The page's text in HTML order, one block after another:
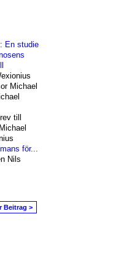
En studie
Michael
till
för...
Nils
Beitrag >